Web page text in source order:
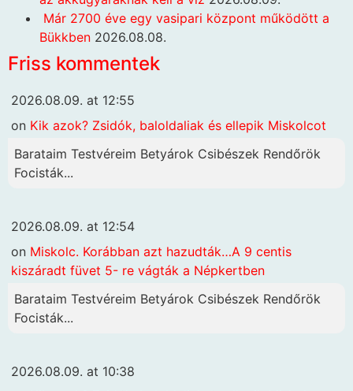
Már 2700 éve egy vasipari központ működött a
Bükkben 2026.08.08.
Friss kommentek
2026.08.09. at 12:55
on Kik azok? Zsidók, baloldaliak és ellepik Miskolcot
Barataim Testvéreim Betyárok Csibészek Rendőrök
Focisták...
2026.08.09. at 12:54
on Miskolc. Korábban azt hazudták…A 9 centis
kiszáradt füvet 5- re vágták a Népkertben
Barataim Testvéreim Betyárok Csibészek Rendőrök
Focisták...
2026.08.09. at 10:38